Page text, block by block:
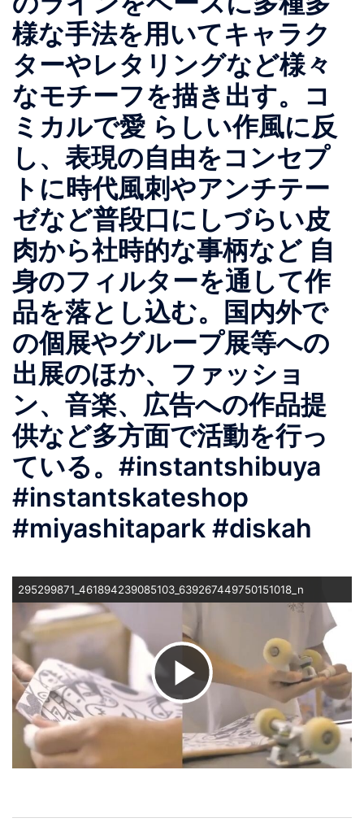
様な手法を用いてキャラク
ターやレタリングなど様々
なモチーフを描き出す。コ
ミカルで愛 らしい作風に反
し、表現の自由をコンセプ
トに時代風刺やアンチテー
ゼなど普段口にしづらい皮
肉から社時的な事柄など 自
身のフィルターを通して作
品を落とし込む。国内外で
の個展やグループ展等への
出展のほか、ファッショ
ン、音楽、広告への作品提
供など多方面で活動を行っ
ている。#instantshibuya
#instantskateshop
#miyashitapark #diskah
295299871_461894239085103_639267449750151018_n
ビ
デ